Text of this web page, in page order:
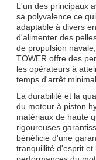
L'un des principaux
sa polyvalence.ce
adaptable à divers
d'alimenter des
de propulsion
TOWER offre des
les opérateurs à
temps d'arrêt minimal.
La durabilité et la
du moteur à piston
matériaux de haute
rigoureuses
bénéficie d'une
tranquillité d'esprit